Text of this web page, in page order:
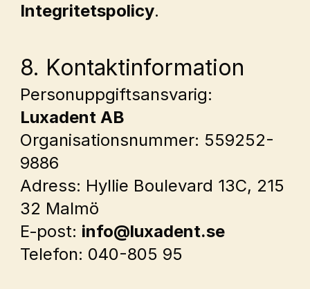
Integritetspolicy.
8. Kontaktinformation
Luxadent AB
Organisationsnummer: 559252-
9886
Adress: Hyllie Boulevard 13C, 215
32 Malmö
E‑post: info@luxadent.se
Telefon: 040-805 95